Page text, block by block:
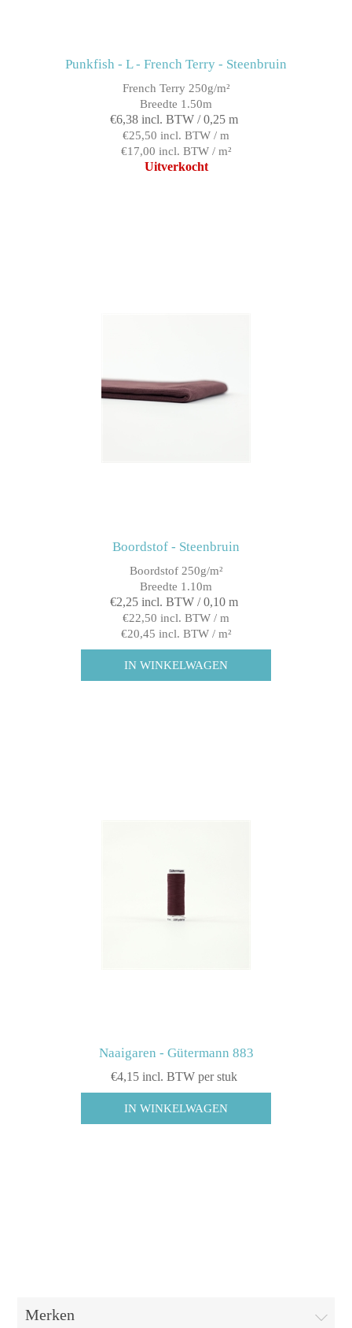
Punkfish - L - French Terry - Steenbruin
French Terry 250g/m²
Breedte 1.50m
€6,38 incl. BTW / 0,25 m
€25,50 incl. BTW / m
€17,00 incl. BTW / m²
Uitverkocht
Boordstof - Steenbruin
Boordstof 250g/m²
Breedte 1.10m
€2,25 incl. BTW / 0,10 m
€22,50 incl. BTW / m
€20,45 incl. BTW / m²
Naaigaren - Gütermann 883
€4,15 incl. BTW per stuk
Merken